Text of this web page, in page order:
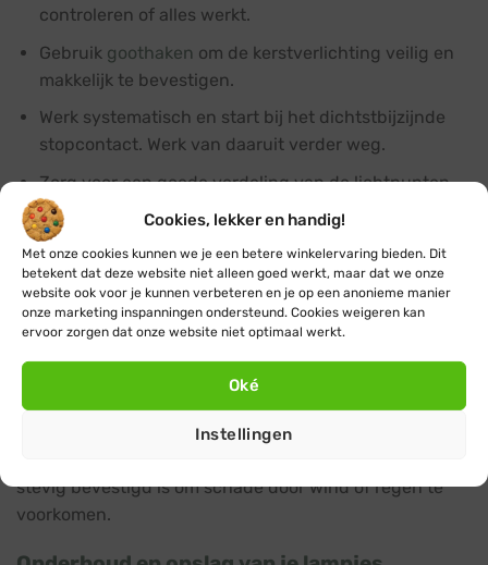
Cookies, lekker en handig!
Met onze cookies kunnen we je een betere winkelervaring bieden. Dit
betekent dat deze website niet alleen goed werkt, maar dat we onze
website ook voor je kunnen verbeteren en je op een anonieme manier
onze marketing inspanningen ondersteund. Cookies weigeren kan
ervoor zorgen dat onze website niet optimaal werkt.
Oké
Instellingen
controleren of alles werkt.
Gebruik goothaken om de kerstverlichting veilig en
makkelijk te bevestigen.
Werk systematisch en start bij het dichtstbijzijnde
stopcontact. Werk van daaruit verder weg.
Zorg voor een goede verdeling van de lichtpunten
voor een mooi en evenwichtig effect.
Bescherm stopcontacten en stekkers tegen vocht
met speciale afdekkingen zoals een stekkerdoos voor
buiten.
installeren van kerstverlichting buiten. Gebruik daarom
voor buiten ook alleen maar minimaal IP44
kerstverlichting en accessoires zoals bijvoorbeeld een
stevig bevestigd is om schade door wind of regen te
voorkomen.